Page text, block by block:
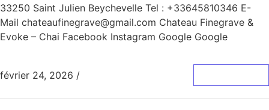
33250 Saint Julien Beychevelle Tel : +33645810346 E-
Mail chateaufinegrave@gmail.com Chateau Finegrave &
Evoke – Chai Facebook Instagram Google Google
février 24, 2026 /